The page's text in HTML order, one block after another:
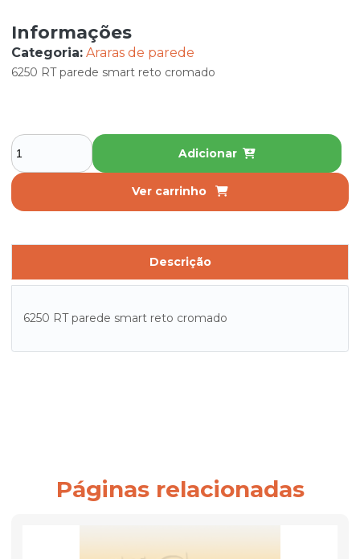
Informações
Categoria: Araras de parede
6250 RT parede smart reto cromado
Adicionar
Ver carrinho
Descrição
6250 RT parede smart reto cromado
Páginas relacionadas